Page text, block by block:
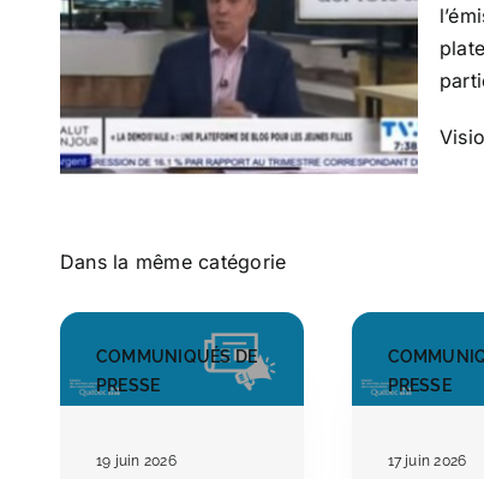
Dans la même catégorie
COMMUNIQUÉS DE
PRESSE
19 juin 2026
PRESSE
17 juin 2026